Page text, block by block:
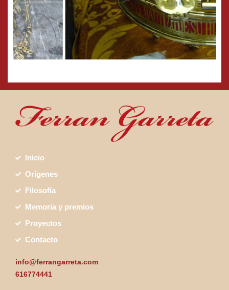
Inicio
Orígenes
Filosofía
Memoria y premios
Proyectos
Contacto
info@ferrangarreta.com
616774441